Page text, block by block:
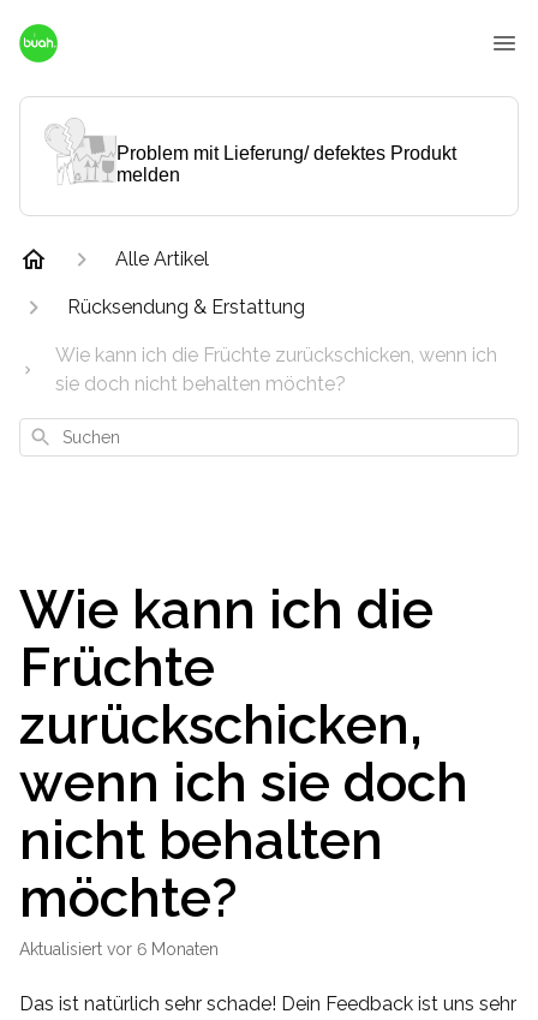
Problem mit Lieferung/ defektes Produkt
melden
Alle Artikel
Rücksendung & Erstattung
Wie kann ich die Früchte zurückschicken, wenn ich
sie doch nicht behalten möchte?
Suchen
Wie kann ich die
Früchte
zurückschicken,
wenn ich sie doch
nicht behalten
möchte?
Aktualisiert vor 6 Monaten
Das ist natürlich sehr schade! Dein Feedback ist uns sehr